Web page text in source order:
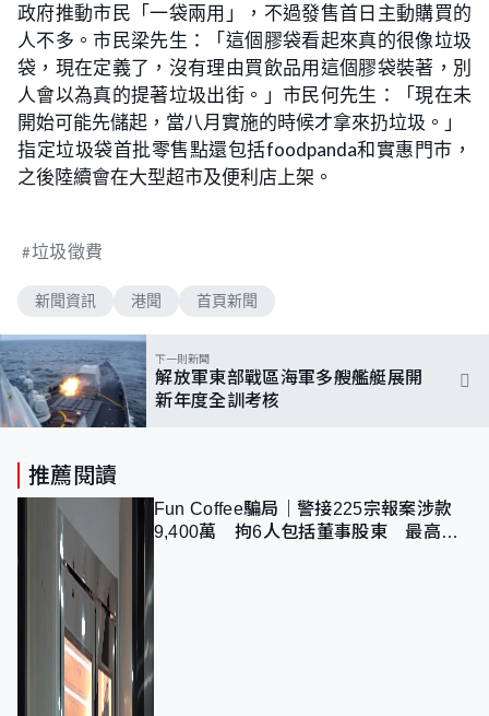
政府推動市民「一袋兩用」，不過發售首日主動購買的
人不多。市民梁先生：「這個膠袋看起來真的很像垃圾
袋，現在定義了，沒有理由買飲品用這個膠袋裝著，別
人會以為真的提著垃圾出街。」市民何先生：「現在未
開始可能先儲起，當八月實施的時候才拿來扔垃圾。」
指定垃圾袋首批零售點還包括foodpanda和實惠門巿，
之後陸續會在大型超市及便利店上架。
垃圾徵費
新聞資訊 港聞 首頁新聞
下一則新聞
解放軍東部戰區海軍多艘艦艇展開
新年度全訓考核
推薦閱讀
Fun Coffee騙局｜警接225宗報案涉款
9,400萬 拘6人包括董事股東 最高金